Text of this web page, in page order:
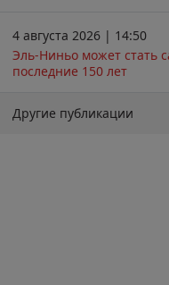
4 августа 2026 | 14:50
Эль-Ниньо может стать
последние 150 лет
Другие публикации